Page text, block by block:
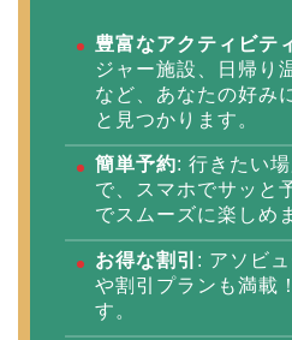
豊富なアクティビテ
ジャー施設、日帰り
など、あなたの好み
と見つかります。
簡単予約: 行きたい
で、スマホでサッと
でスムーズに楽しめ
お得な割引 : アソビ
や割引プランも満載
す。